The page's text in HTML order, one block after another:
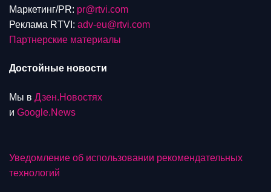
Маркетинг/PR: pr@rtvi.com
Реклама RTVI: adv-eu@rtvi.com
Партнерские материалы
Достойные новости
Мы в Дзен.Новостях
и Google.News
Уведомление об использовании рекомендательных
технологий